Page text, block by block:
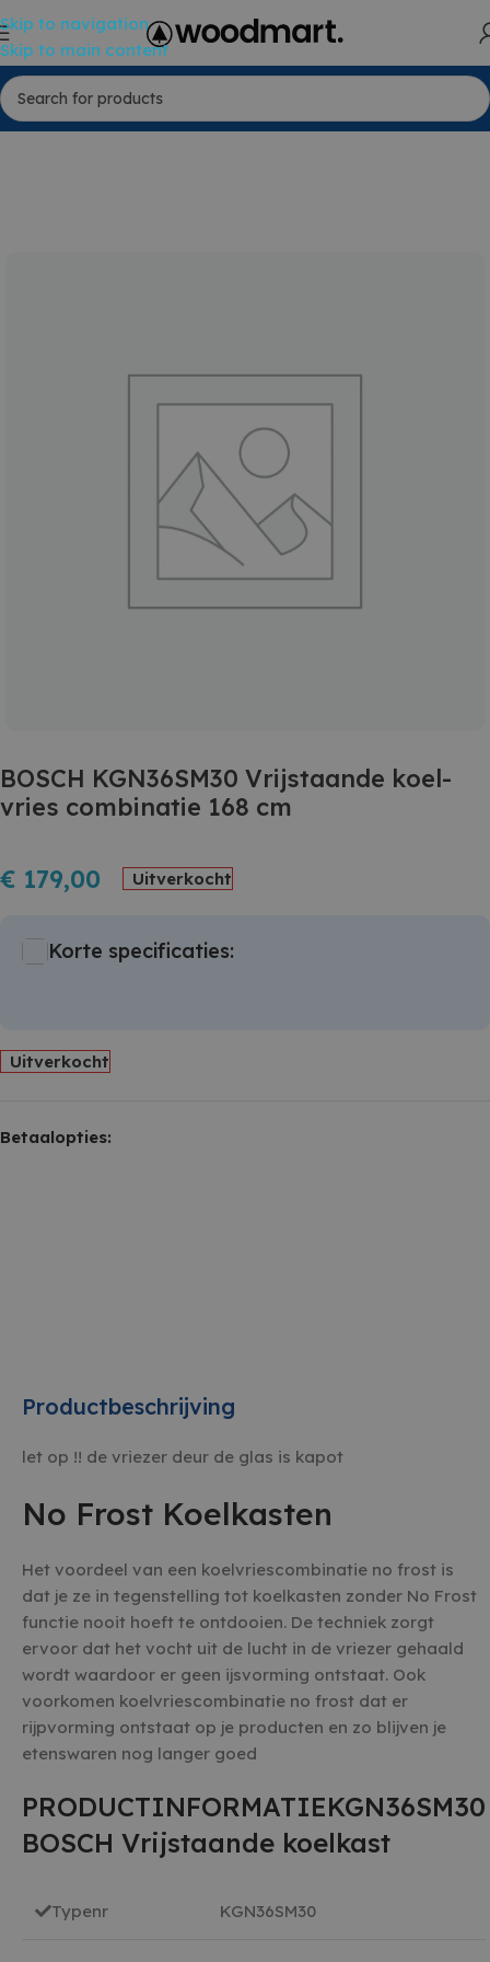
Skip to navigation
Skip to main content
BOSCH KGN36SM30 Vrijstaande koel-
vries combinatie 168 cm
€ 179,00 Uitverkocht
Korte specificaties:
Uitverkocht
Betaalopties:
Productbeschrijving
let op !! de vriezer deur de glas is kapot
No Frost Koelkasten
Het voordeel van een koelvriescombinatie no frost is
dat je ze in tegenstelling tot koelkasten zonder No Frost
functie nooit hoeft te ontdooien. De techniek zorgt
ervoor dat het vocht uit de lucht in de vriezer gehaald
wordt waardoor er geen ijsvorming ontstaat. Ook
voorkomen koelvriescombinatie no frost dat er
rijpvorming ontstaat op je producten en zo blijven je
etenswaren nog langer goed
PRODUCTINFORMATIEKGN36SM30
BOSCH Vrijstaande koelkast
Typenr KGN36SM30